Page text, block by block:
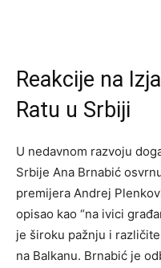
Reakcije na
Ratu u Srbiji
U nedavnom razvoju
Srbije Ana Brnabić
premijera Andrej
opisao kao “na ivici
je široku pažnju i
na Balkanu. Brnabić je